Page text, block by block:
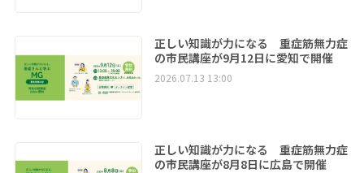
正しい知識が力になる 重症筋無力症
の市民講座が9月12日に愛知で開催
2026.07.13 13:00
正しい知識が力になる 重症筋無力症
の市民講座が8月8日に広島で開催